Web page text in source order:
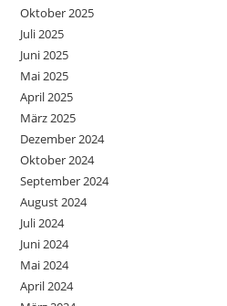
Oktober 2025
Juli 2025
Juni 2025
Mai 2025
April 2025
März 2025
Dezember 2024
Oktober 2024
September 2024
August 2024
Juli 2024
Juni 2024
Mai 2024
April 2024